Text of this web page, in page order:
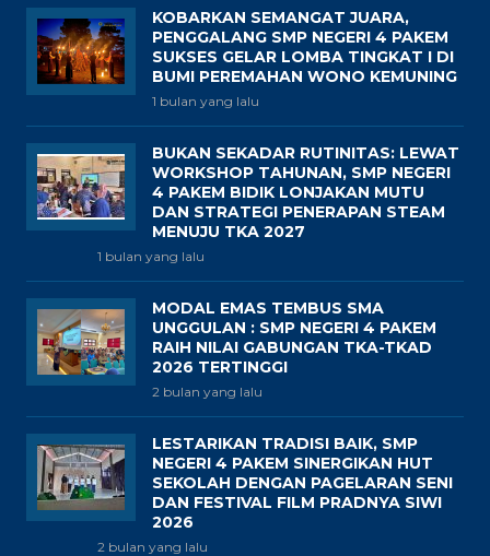
KOBARKAN SEMANGAT JUARA,
PENGGALANG SMP NEGERI 4 PAKEM
SUKSES GELAR LOMBA TINGKAT I DI
BUMI PEREMAHAN WONO KEMUNING
1 bulan yang lalu
BUKAN SEKADAR RUTINITAS: LEWAT
WORKSHOP TAHUNAN, SMP NEGERI
4 PAKEM BIDIK LONJAKAN MUTU
DAN STRATEGI PENERAPAN STEAM
MENUJU TKA 2027
1 bulan yang lalu
MODAL EMAS TEMBUS SMA
UNGGULAN : SMP NEGERI 4 PAKEM
RAIH NILAI GABUNGAN TKA-TKAD
2026 TERTINGGI
2 bulan yang lalu
LESTARIKAN TRADISI BAIK, SMP
NEGERI 4 PAKEM SINERGIKAN HUT
SEKOLAH DENGAN PAGELARAN SENI
DAN FESTIVAL FILM PRADNYA SIWI
2026
2 bulan yang lalu